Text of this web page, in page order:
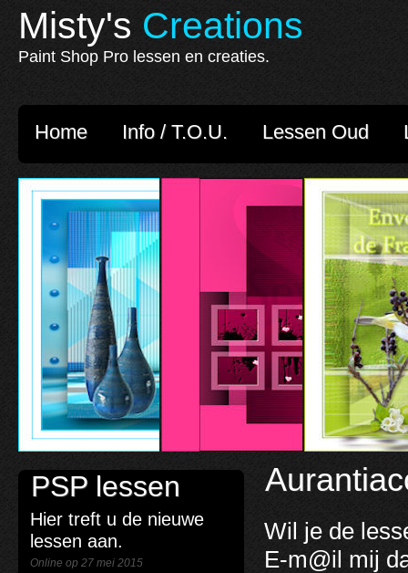
Misty's Creations
Paint Shop Pro lessen en creaties.
Home Info / T.O.U. Lessen Oud
PSP lessen
Hier treft u de nieuwe
lessen aan.
Online op 27 mei 2015
Wil je de
E-m@il mij